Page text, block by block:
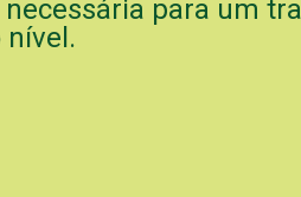
para um
nível.